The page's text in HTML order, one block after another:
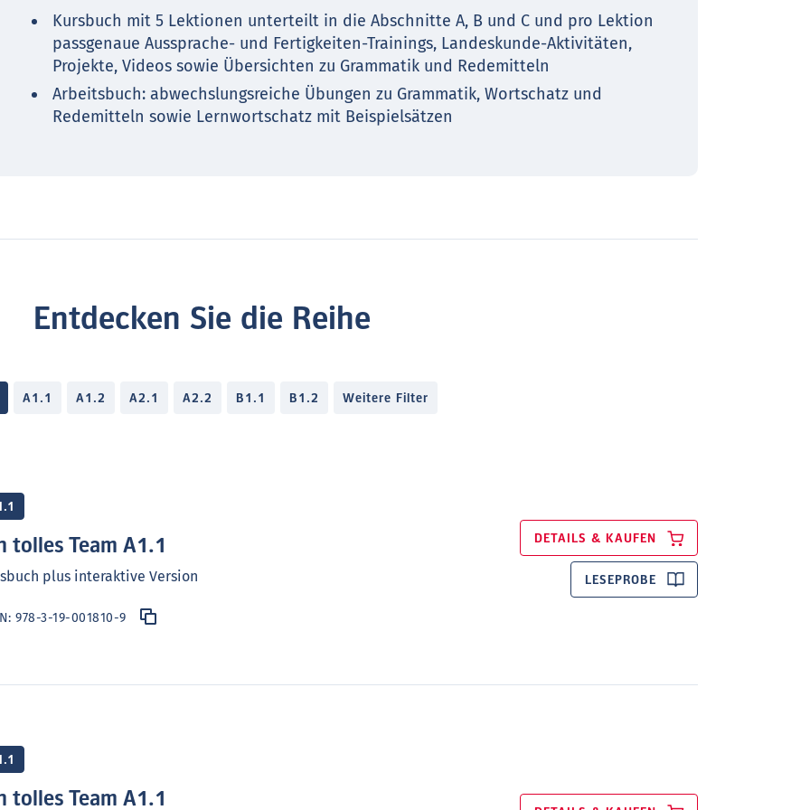
Kursbuch mit 5 Lektionen unterteilt in die Abschnitte A, B und C und pro Lektion
passgenaue Aussprache- und Fertigkeiten-Trainings, Landeskunde-Aktivitäten,
Projekte, Videos sowie Übersichten zu Grammatik und Redemitteln
Arbeitsbuch: abwechslungsreiche Übungen zu Grammatik, Wortschatz und
Redemitteln sowie Lernwortschatz mit Beispielsätzen
Entdecken Sie die Reihe
A1.1 A1.2 A2.1 A2.2 B1.1 B1.2 Weitere Filter
tolles Team A1.1
plus interaktive Version
978-3-19-001810-9
DETAILS & KAUFEN
LESEPROBE
tolles Team A1.1